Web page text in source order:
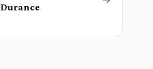
Durance